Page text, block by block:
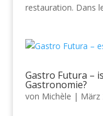
restauration. Dans
Gastro Futura –
Gastronomie?
von Michèle | März